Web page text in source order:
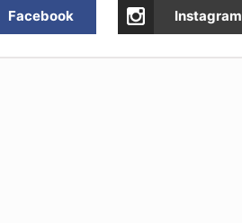
Facebook Instagram